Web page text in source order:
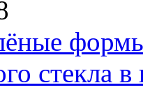
формы
стекла